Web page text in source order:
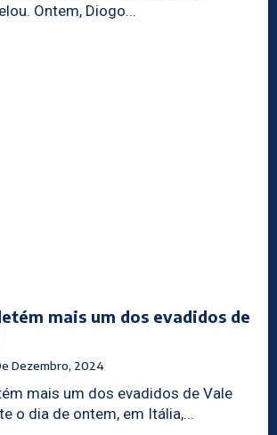
pirateada", revelou. Ontem, Diogo...
mais um dos evadidos de
Dezembro, 2024
mais um dos evadidos de Vale
o dia de ontem, em Itália,...